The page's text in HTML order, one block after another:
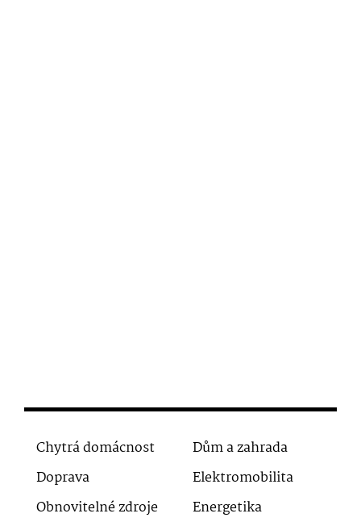
Chytrá domácnost
Dům a zahrada
Doprava
Elektromobilita
Obnovitelné zdroje
Energetika